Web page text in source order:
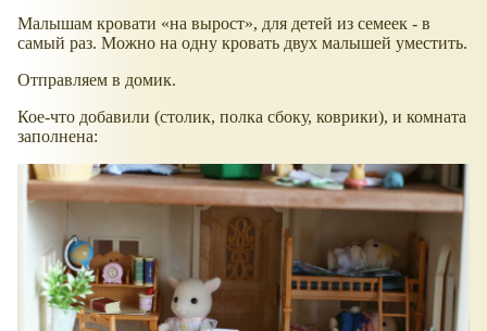
Малышам кровати на вырост , для детей из семеек - в
самый раз. Можно на одну кровать двух малышей уместить.
Отправляем в домик.
Кое-что добавили (столик, полка сбоку, коврики), и комната
заполнена: